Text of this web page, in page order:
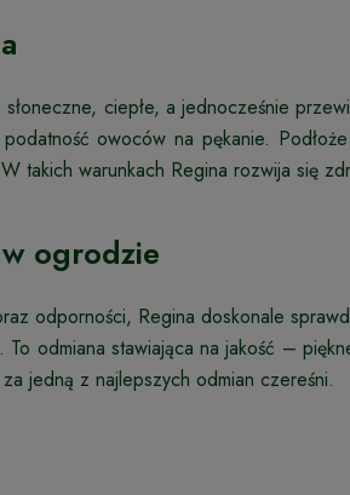
ciepłe, a jednocześnie
owoców na pękanie.
takich warunkach Regina rozwija się
ogrodzie
odporności, Regina doskonale
odmiana stawiająca na jakość –
jedną z najlepszych odmian czereśni.